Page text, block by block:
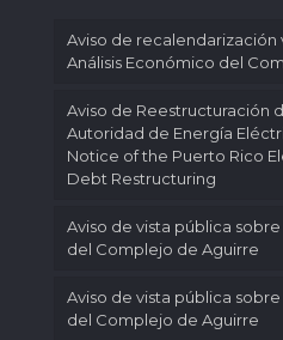
Aviso de recalendarización
Análisis Económico del
Aviso de Reestructuración
Autoridad de Energía
Notice of the Puerto Rico
Debt Restructuring
Aviso de vista pública
del Complejo de Aguirre
Aviso de vista pública
del Complejo de Aguirre